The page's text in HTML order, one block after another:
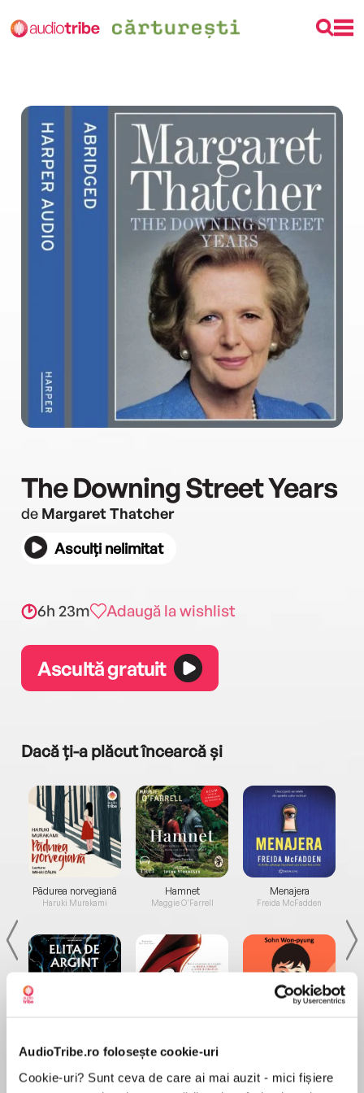
AudioTribe.ro folosește cookie-uri
Cookie-uri? Sunt ceva de care ai mai auzit - mici fișiere
The Downing Street Years
de Margaret Thatcher
Asculți nelimitat
6h 23m Adaugă la wishlist
Ascultă gratuit
Dacă ți-a plăcut încearcă și
Pădurea norvegiană
Haruki Murakami
de...
Dani Francis
Hamnet
Maggie O'Farrell
la...
Lauren Weisberger
Menajera
Freida McFadden